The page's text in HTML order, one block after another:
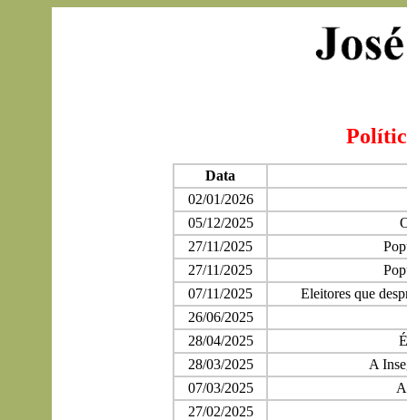
Data
02/01/2026
05/12/2025
27/11/2025
27/11/2025
07/11/2025
Eleitores que
26/06/2025
28/04/2025
28/03/2025
A
07/03/2025
27/02/2025